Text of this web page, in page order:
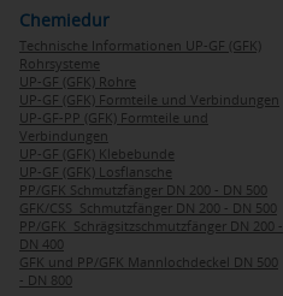
Chemiedur
Technische Informationen UP-GF (GFK)
Rohrsysteme
UP-GF (GFK) Rohre
UP-GF (GFK) Formteile und Verbindungen
UP-GF-PP (GFK) Formteile und
Verbindungen
UP-GF (GFK) Klebebunde
UP-GF (GFK) Losflansche
PP/GFK Schmutzfänger DN 200 - DN 500
GFK/CSS Schmutzfänger DN 200 - DN 500
PP/GFK Schrägsitzschmutzfänger DN 200 -
DN 400
GFK und PP/GFK Mannlochdeckel DN 500
- DN 800